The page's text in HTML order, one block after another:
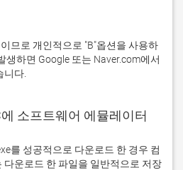
생하면 Google 또는 Naver.com에서
니다.
소프트웨어 에뮬레이터
를 성공적으로 다운로드 한 경우 컴
다운로드 한 파일을 일반적으로 저장